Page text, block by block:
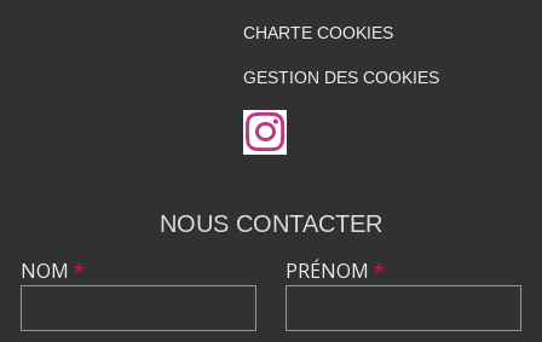
CHARTE COOKIES
GESTION DES COOKIES
NOUS CONTACTER
NOM * PRÉNOM *